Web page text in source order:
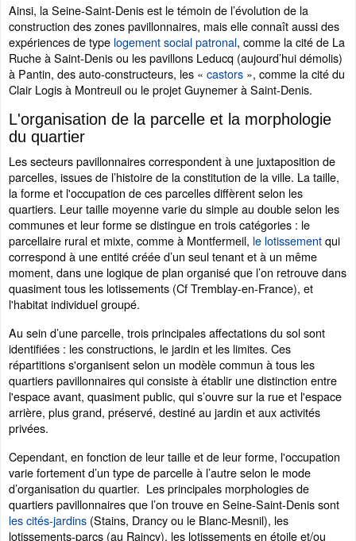
Ainsi, la Seine-Saint-Denis est le témoin de l’évolution de la
construction des zones pavillonnaires, mais elle connaît aussi des
expériences de type logement social patronal, comme la cité de La
Ruche à Saint-Denis ou les pavillons Leducq (aujourd’hui démolis)
à Pantin, des auto-constructeurs, les « castors », comme la cité du
Clair Logis à Montreuil ou le projet Guynemer à Saint-Denis.
L'organisation de la parcelle et la morphologie
du quartier
Les secteurs pavillonnaires correspondent à une juxtaposition de
parcelles, issues de l’histoire de la constitution de la ville. La taille,
la forme et l'occupation de ces parcelles diffèrent selon les
quartiers. Leur taille moyenne varie du simple au double selon les
communes et leur forme se distingue en trois catégories : le
parcellaire rural et mixte, comme à Montfermeil, le lotissementqui
correspond à une entité créée d’un seul tenant et à un même
moment, dans une logique de plan organisé que l’on retrouve dans
quasiment tous les lotissements (Cf Tremblay-en-France), et
l'habitat individuel groupé.
Au sein d’une parcelle, trois principales affectations du sol sont
identifiées : les constructions, le jardin et les limites. Ces
répartitions s'organisent selon un modèle commun à tous les
quartiers pavillonnaires qui consiste à établir une distinction entre
l'espace avant, quasiment public, qui s’ouvre sur la rue et l'espace
arrière, plus grand, préservé, destiné au jardin et aux activités
privées.
Cependant, en fonction de leur taille et de leur forme, l'occupation
varie fortement d’un type de parcelle à l’autre selon le mode
d’organisation du quartier. Les principales morphologies de
quartiers pavillonnaires que l’on trouve en Seine-Saint-Denis sont
les cités-jardins (Stains, Drancy ou le Blanc-Mesnil), les
lotissements-parcs (au Raincy), les lotissements en étoile et/ou